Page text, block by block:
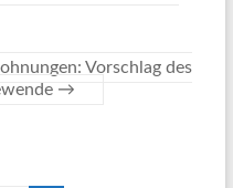
Vorschlag des
→